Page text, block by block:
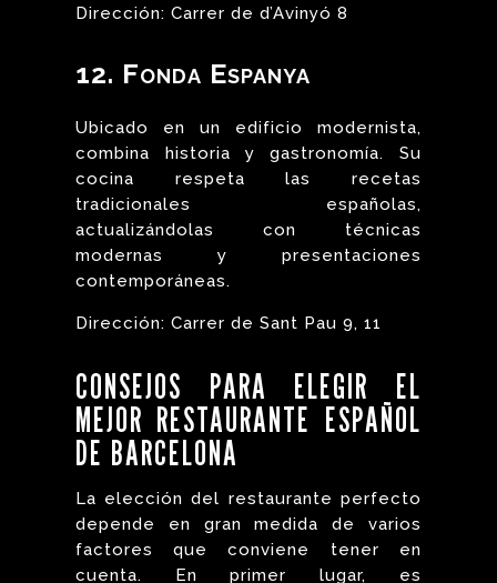
Dirección: Carrer de d’Avinyó 8
12. Fonda Espanya
Ubicado en un edificio modernista,
combina historia y gastronomía. Su
cocina respeta las recetas
tradicionales españolas,
actualizándolas con técnicas
modernas y presentaciones
contemporáneas.
Dirección: Carrer de Sant Pau 9, 11
CONSEJOS PARA ELEGIR EL
MEJOR RESTAURANTE ESPAÑOL
DE BARCELONA
La elección del restaurante perfecto
depende en gran medida de varios
factores que conviene tener en
cuenta. En primer lugar, es